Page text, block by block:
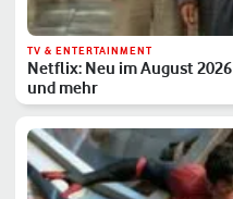
TV & ENTERTAINMENT
Netflix: Neu im August
und mehr